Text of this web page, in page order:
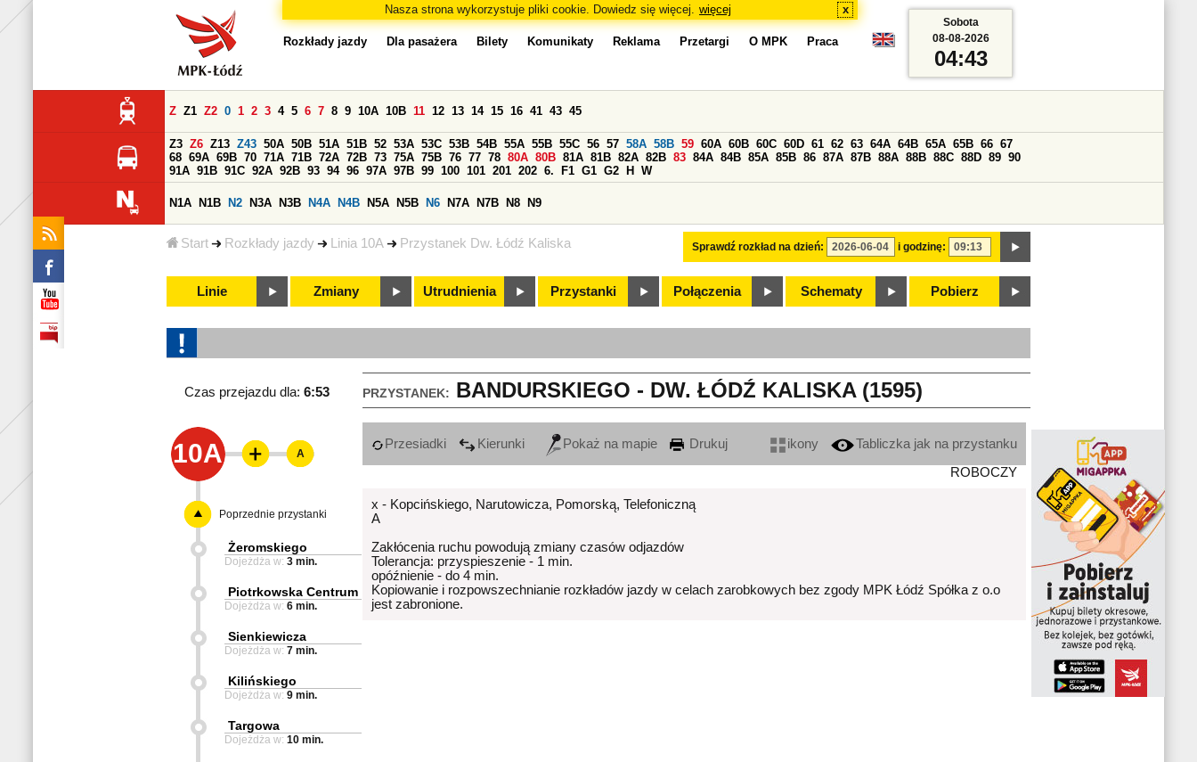
Nasza strona wykorzystuje pliki cookie. Dowiedz się więcej. więcej x
Start Rozkłady jazdy Linia 10A Przystanek Dw. Łódź Kaliska
Rozkłady jazdy Dla pasażera Bilety Komunikaty Reklama Przetargi O MPK Praca
Sprawdź rozkład na dzień: i godzinę:
Z Z1 Z2 0 1 2 3 4 5 6 7 8 9 10A 10B 11 12 13 14 15 16 41 43 45
Z3 Z6 Z13 Z43 50A 50B 51A 51B 52 53A 53C 53B 54B 55A 55B 55C 56 57 58A 58B 59 60A 60B 60C 60D 61 62 63 64A 64B 65A 65B 66 67
68 69A 69B 70 71A 71B 72A 72B 73 75A 75B 76 77 78 80A 80B 81A 81B 82A 82B 83 84A 84B 85A 85B 86 87A 87B 88A 88B 88C 88D 89 90
91A 91B 91C 92A 92B 93 94 96 97A 97B 99 100 101 201 202 6. F1 G1 G2 H W
N1A N1B N2 N3A N3B N4A N4B N5A N5B N6 N7A N7B N8 N9
Linie Zmiany Utrudnienia Przystanki Połączenia Schematy Pobierz
Sobota
08-08-2026
04:43
PRZYSTANEK: BANDURSKIEGO - DW. ŁÓDŹ KALISKA (1595)
Czas przejazdu dla: 6:53
10A Przesiadki Kierunki Pokaż na mapie Drukuj ikony
Tabliczka jak na przystanku
ROBOCZY
x - Kopcińskiego, Narutowicza, Pomorską, Telefoniczną
A
Zakłócenia ruchu powodują zmiany czasów odjazdów
Tolerancja: przyspieszenie - 1 min.
opóźnienie - do 4 min.
Kopiowanie i rozpowszechnianie rozkładów jazdy w celach zarobkowych bez zgody MPK Łódź Spółka z o.o
jest zabronione.
A
Poprzednie przystanki
Żeromskiego
Dojeżdża w: 3 min.
Piotrkowska Centrum
Dojeżdża w: 6 min.
Sienkiewicza
Dojeżdża w: 7 min.
Kilińskiego
Dojeżdża w: 9 min.
Targowa
Dojeżdża w: 10 min.